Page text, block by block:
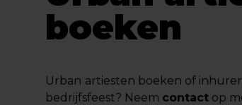
boeken
Urban artiesten boeken of
bedrijfsfeest? Neem contact op